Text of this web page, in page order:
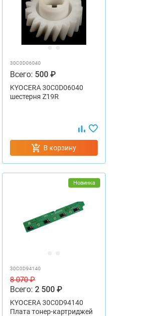
30C0D06040
Всего: 500 ₽
KYOCERA 30C0D06040
шестерня Z19R
В корзину
Новинка
30C0D94140
8 070 ₽
Всего:2 500 ₽
KYOCERA 30C0D94140
Плата тонер-картриджей